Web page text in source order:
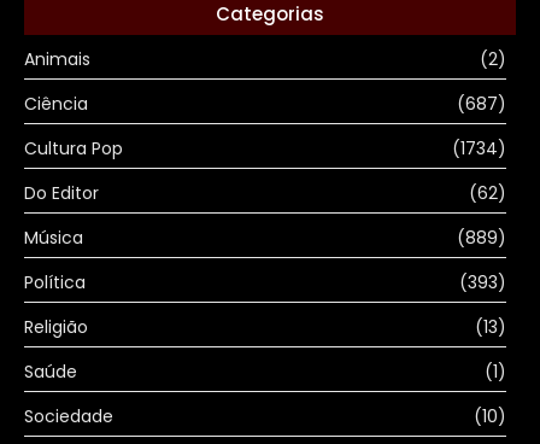
Categorias
Animais
(2)
Ciência
(687)
Cultura Pop
(1734)
Do Editor
(62)
Música
(889)
Política
(393)
Religião
(13)
Saúde
(1)
Sociedade
(10)